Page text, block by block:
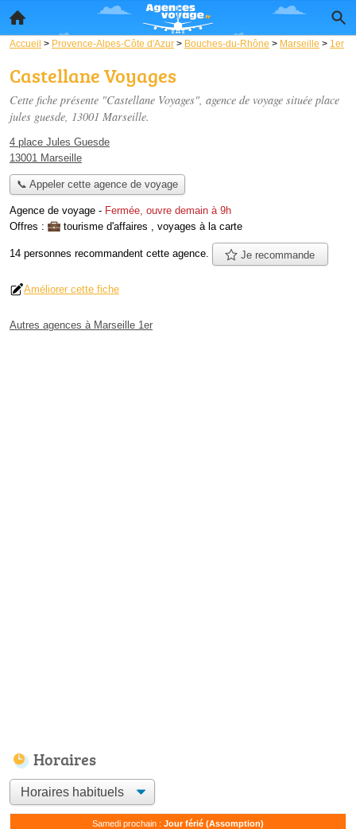
Accueil > Provence-Alpes-Côte d'Azur > Bouches-du-Rhône > Marseille > 1er
Castellane Voyages
Cette fiche présente "Castellane Voyages", agence de voyage située place
jules guesde, 13001 Marseille.
4 place Jules Guesde
13001 Marseille
📞 Appeler cette agence de voyage
Agence de voyage - Fermée, ouvre demain à 9h
Offres :
tourisme d'affaires , voyages à la carte
14 personnes recommandent cette agence. Je recommande
Améliorer cette fiche
Autres agences à Marseille 1er
Horaires
Samedi prochain : Jour férié (Assomption)